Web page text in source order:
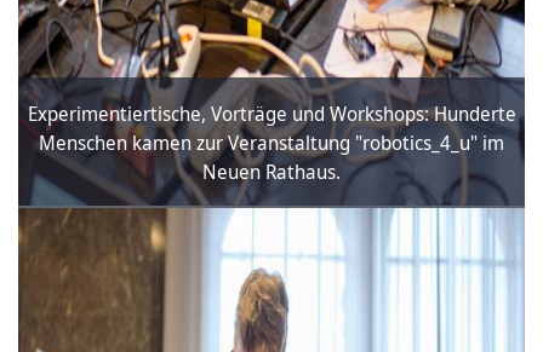
Experimentiertische, Vorträge und Workshops: Hunderte
Menschen kamen zur Veranstaltung "robotics_4_u" im
Neuen Rathaus.